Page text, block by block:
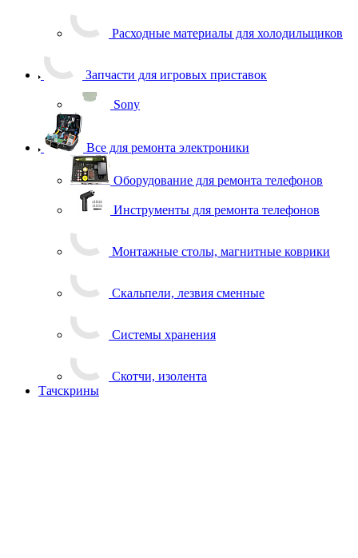
Скальпели, лезвия сменные
Системы хранения
Тачскрины